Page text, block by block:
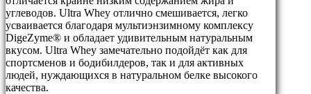
углеводов. Ultra Whey отлично смешивается, легко
усваивается благодаря мультиэнзимному комплексу
DigeZyme® и обладает удивительным натуральным
вкусом. Ultra Whey замечательно подойдёт как для
спортсменов и бодибилдеров, так и для активных
людей, нуждающихся в натуральном белке высокого
качества.